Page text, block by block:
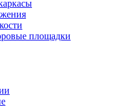
площадки